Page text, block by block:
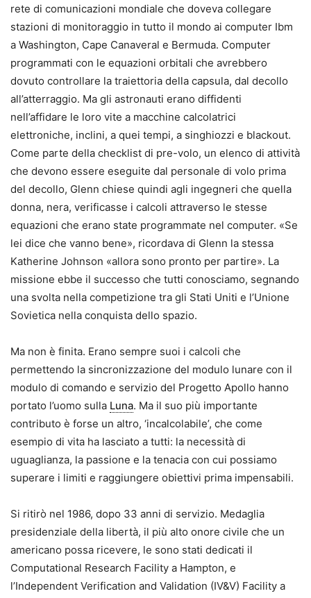
rete di comunicazioni mondiale che doveva collegare
stazioni di monitoraggio in tutto il mondo ai computer Ibm
a Washington, Cape Canaveral e Bermuda. Computer
programmati con le equazioni orbitali che avrebbero
dovuto controllare la traiettoria della capsula, dal decollo
all’atterraggio. Ma gli astronauti erano diffidenti
nell’affidare le loro vite a macchine calcolatrici
elettroniche, inclini, a quei tempi, a singhiozzi e blackout.
Come parte della checklist di pre-volo, un elenco di attività
che devono essere eseguite dal personale di volo prima
del decollo, Glenn chiese quindi agli ingegneri che quella
donna, nera, verificasse i calcoli attraverso le stesse
equazioni che erano state programmate nel computer. «Se
lei dice che vanno bene», ricordava di Glenn la stessa
Katherine Johnson «allora sono pronto per partire». La
missione ebbe il successo che tutti conosciamo, segnando
una svolta nella competizione tra gli Stati Uniti e l’Unione
Sovietica nella conquista dello spazio.
Ma non è finita. Erano sempre suoi i calcoli che
permettendo la sincronizzazione del modulo lunare con il
modulo di comando e servizio del Progetto Apollo hanno
portato l’uomo sulla Luna. Ma il suo più importante
contributo è forse un altro, ‘incalcolabile’, che come
esempio di vita ha lasciato a tutti: la necessità di
uguaglianza, la passione e la tenacia con cui possiamo
superare i limiti e raggiungere obiettivi prima impensabili.
Si ritirò nel 1986, dopo 33 anni di servizio. Medaglia
presidenziale della libertà, il più alto onore civile che un
americano possa ricevere, le sono stati dedicati il
Computational Research Facility a Hampton, e
l’Independent Verification and Validation (IV&V) Facility a